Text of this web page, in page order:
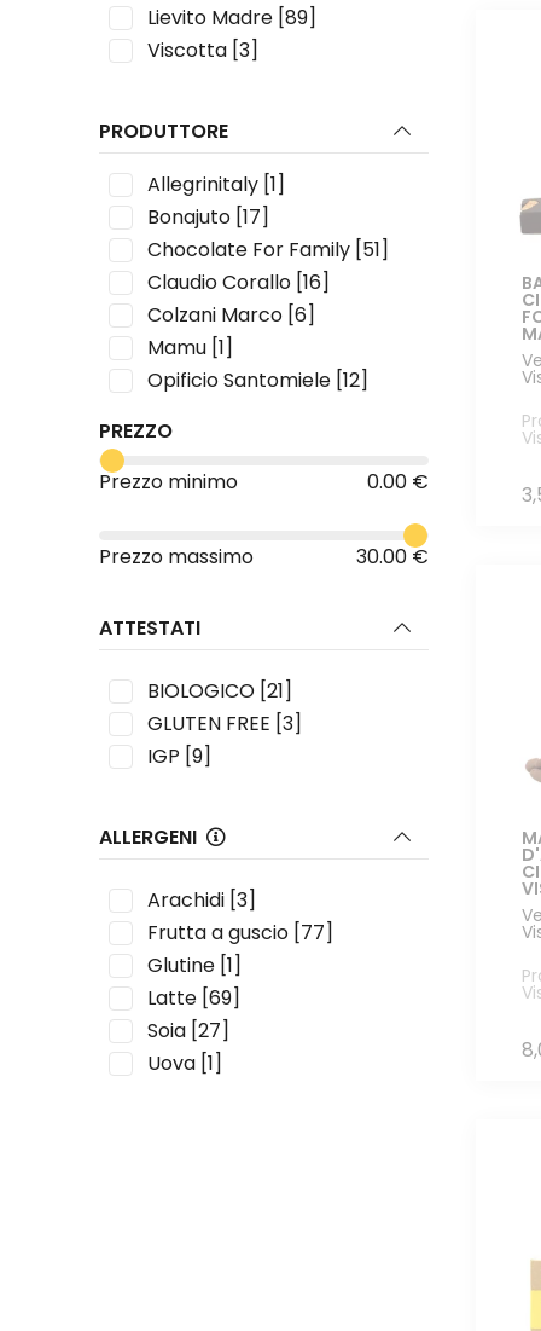
Lievito Madre [89]
Viscotta [3]
PRODUTTORE
Allegrinitaly [1]
Bonajuto [17]
Chocolate For Family [51]
Claudio Corallo [16]
Colzani Marco [6]
Mamu [1]
Opificio Santomiele [12]
Trinci
Viscotta[3]
PREZZO
Prezzo minimo
0.00 €
Prezzo massimo 30.00 €
ATTESTATI
BIOLOGICO [21]
GLUTEN FREE [3]
IGP [9]
ALLERGENI
Arachidi [3]
Frutta a guscio [77]
Glutine [1]
Latte [69]
Soia [27]
Uova [1]